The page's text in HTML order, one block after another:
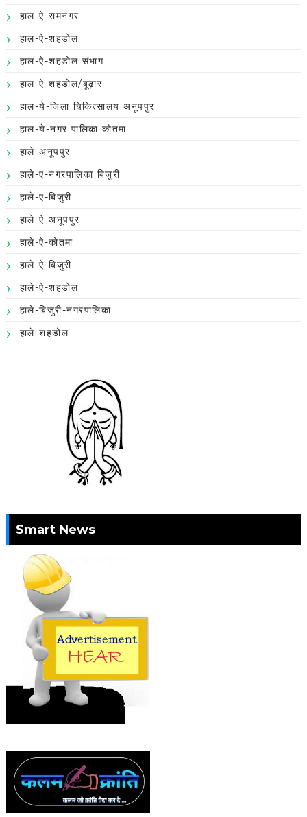
हाल-ऐ-रामनगर
हाल-ऐ-शहडोल
हाल-ऐ-शहडोल संभाग
हाल-ऐ-शहडोल/बूढ़ार
हाल-ये-जिला चिकित्सालय अनूपपुर
हाल-ये-नगर पालिका कोतमा
हाले-अनूपपुर
हाले-ए-नगरपालिका बिजुरी
हाले-ए-बिजुरी
हाले-ऐ-अनूपपुर
हाले-ऐ-कोतमा
हाले-ऐ-बिजुरी
हाले-ऐ-शहडोल
हाले-बिजुरी-नगरपालिका
हाले-शहडोल
Smart News